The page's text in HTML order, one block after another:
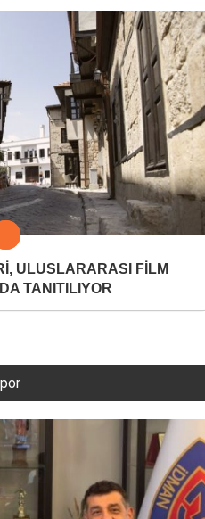
ULUSLARARASI FİLM
TANITILIYOR